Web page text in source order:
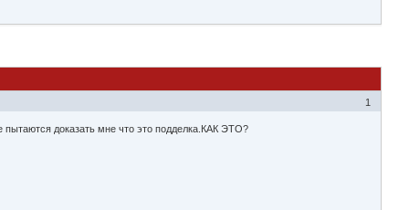
1
доказать мне что это подделка.КАК ЭТО?